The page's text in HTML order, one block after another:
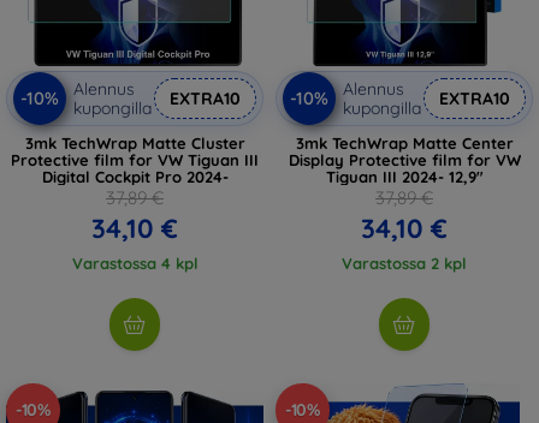
-10%
Alennus
kupongilla
EXTRA10
3mk TechWrap Matte Cluster
Protective film for VW Tiguan III
Digital Cockpit Pro 2024-
37,89 €
34,10 €
Varastossa 4 kpl
-10%
Alennus
kupongilla
EXTRA10
3mk TechWrap Matte Center
Display Protective film for VW
Tiguan III 2024- 12,9"
37,89 €
34,10 €
Varastossa 2 kpl
-10% -10%